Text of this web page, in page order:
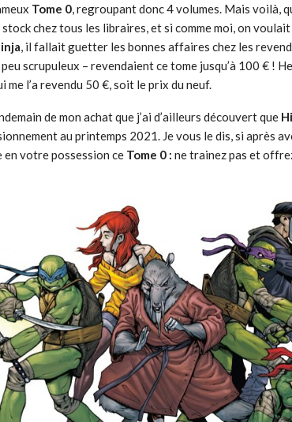
Tome 0, regroupant donc 4 volumes. Mais voilà,
chez tous les libraires, et si comme moi, on
, il fallait guetter les bonnes affaires chez les
scrupuleux – revendaient ce tome jusqu’à 100 € !
me l’a revendu 50 €, soit le prix du neuf.
de mon achat que j’ai d’ailleurs découvert que
au printemps 2021. Je vous le dis, si après
en votre possession ce Tome 0 : ne trainez pas et